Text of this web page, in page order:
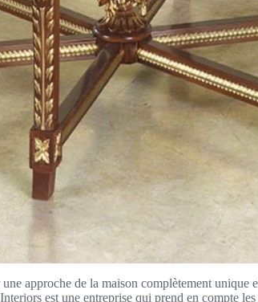
approche de la maison complètement
est une entreprise qui prend en compte